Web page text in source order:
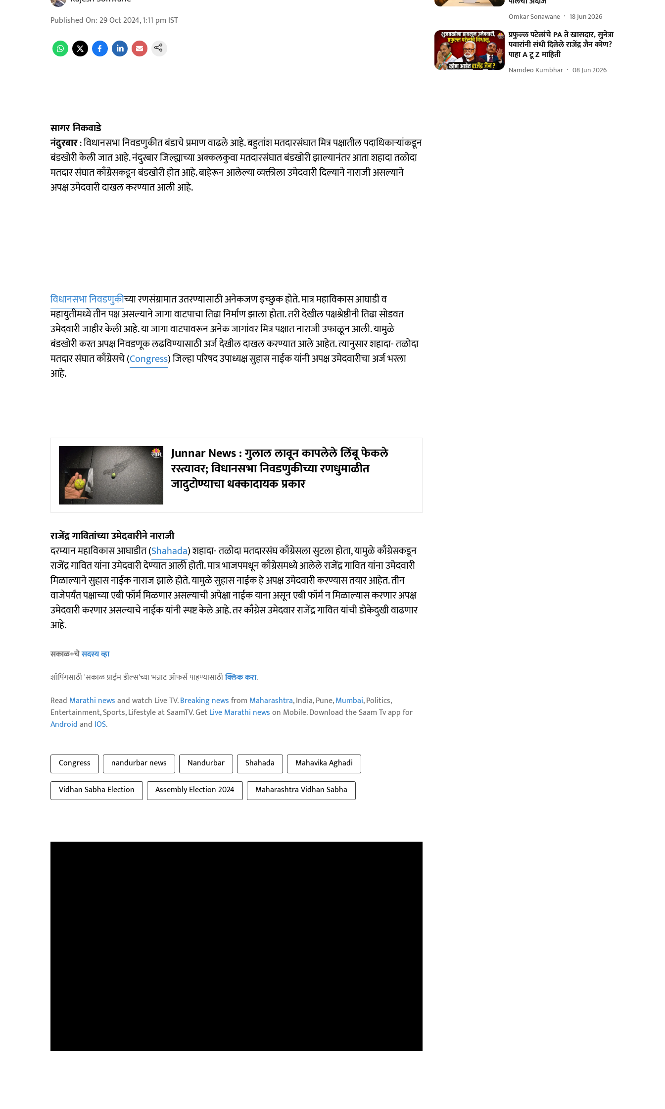
Published On: 29 Oct 2024, 1:11 pm IST
सागर निकवाडे
नंदुरबार: विधानसभा निवडणुकीत बंडाचे प्रमाण वाढले आहे. बहुतांश मतदारसंघात मित्र पक्षातील पदाधिकाऱ्यांकडून
बंडखोरी केली जात आहे. नंदुरबार जिल्ह्याच्या अक्कलकुवा मतदारसंघात बंडखोरी झाल्यानंतर आता शहादा तळोदा
मतदार संघात काँग्रेसकडून बंडखोरी होत आहे. बाहेरून आलेल्या व्यक्तीला उमेदवारी दिल्याने नाराजी असल्याने
अपक्ष उमेदवारी दाखल करण्यात आली आहे.
विधानसभा निवडणुकीच्या रणसंग्रामात उतरण्यासाठी अनेकजण इच्छुक होते. मात्र महाविकास आघाडी व
महायुतीमध्ये तीन पक्ष असल्याने जागा वाटपाचा तिढा निर्माण झाला होता. तरी देखील पक्षश्रेष्ठीनी तिढा सोडवत
उमेदवारी जाहीर केली आहे. या जागा वाटपावरून अनेक जागांवर मित्र पक्षात नाराजी उफाळून आली. यामुळे
बंडखोरी करत अपक्ष निवडणूक लढविण्यासाठी अर्ज देखील दाखल करण्यात आले आहेत. त्यानुसार शहादा- तळोदा
मतदार संघात काँग्रेसचे (Congress) जिल्हा परिषद उपाध्यक्ष सुहास नाईक यांनी अपक्ष उमेदवारीचा अर्ज भरला
आहे.
Junnar News : गुलाल लावून कापलेले लिंबू फेकले
रस्त्यावर; विधानसभा निवडणुकीच्या रणधुमाळीत
जादुटोण्याचा धक्कादायक प्रकार
राजेंद्र गावितांच्या उमेदवारीने नाराजी
दरम्यान महाविकास आघाडीत (Shahada) शहादा- तळोदा मतदारसंघ काँग्रेसला सुटला होता, यामुळे काँग्रेसकडून
राजेंद्र गावित यांना उमेदवारी देण्यात आली होती. मात्र भाजपमधून काँग्रेसमध्ये आलेले राजेंद्र गावित यांना उमेदवारी
मिळाल्याने सुहास नाईक नाराज झाले होते. यामुळे सुहास नाईक हे अपक्ष उमेदवारी करण्यास तयार आहेत. तीन
वाजेपर्यंत पक्षाच्या एबी फॉर्म मिळणार असल्याची अपेक्षा नाईक याना असून एबी फॉर्म न मिळाल्यास करणार अपक्ष
उमेदवारी करणार असल्याचे नाईक यांनी स्पष्ट केले आहे. तर काँग्रेस उमेदवार राजेंद्र गावित यांची डोकेदुखी वाढणार
आहे.
सकाळ+चेसदस्य व्हा
शॉपिंगसाठी 'सकाळ प्राईम डील्स'च्या भन्नाट ऑफर्स पाहण्यासाठीक्लिक करा.
Read Marathi newsand watch Live TV.Breaking newsfrom Maharashtra, India, Pune,Mumbai, Politics,
Entertainment, Sports, Lifestyle at SaamTV. GetLive Marathi newson Mobile. Download the Saam Tv app for
Androidand IOS.
Congress nandurbar news Nandurbar Shahada
Mahavika Aghadi
Vidhan Sabha Election
Assembly Election 2024 Maharashtra Vidhan Sabha
Omkar Sonawane 18 Jun 2026
प्रफुल्ल पटेलांचे PA ते खासदार, सुनेत्रा
पवारांनी संधी दिलेले राजेंद्र जैन कोण?
पाहा A टू Z माहिती
Namdeo Kumbhar 08 Jun 2026